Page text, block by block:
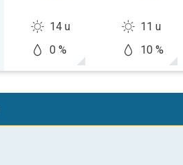
14 u
0 %
11 u
10 %